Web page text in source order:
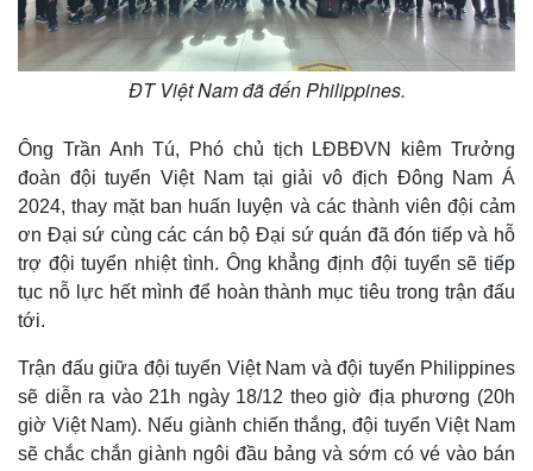
ĐT Việt Nam đã đến Philippines.
Ông Trần Anh Tú, Phó chủ tịch LĐBĐVN kiêm Trưởng
đoàn đội tuyển Việt Nam tại giải vô địch Đông Nam Á
2024, thay mặt ban huấn luyện và các thành viên đội cảm
ơn Đại sứ cùng các cán bộ Đại sứ quán đã đón tiếp và hỗ
trợ đội tuyển nhiệt tình. Ông khẳng định đội tuyển sẽ tiếp
tục nỗ lực hết mình để hoàn thành mục tiêu trong trận đấu
tới.
Trận đấu giữa đội tuyển Việt Nam và đội tuyển Philippines
sẽ diễn ra vào 21h ngày 18/12 theo giờ địa phương (20h
giờ Việt Nam). Nếu giành chiến thắng, đội tuyển Việt Nam
sẽ chắc chắn giành ngôi đầu bảng và sớm có vé vào bán